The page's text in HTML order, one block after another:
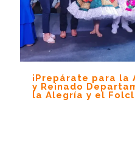
¡Prepárate para la
y Reinado
la Alegría y el